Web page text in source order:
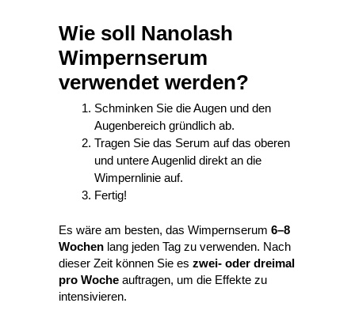
Wie soll Nanolash
Wimpernserum
verwendet werden?
Schminken Sie die Augen und den
Augenbereich gründlich ab.
Tragen Sie das Serum auf das oberen
und untere Augenlid direkt an die
Wimpernlinie auf.
Fertig!
Es wäre am besten, das Wimpernserum 6–8
Wochen lang jeden Tag zu verwenden. Nach
dieser Zeit können Sie es zwei- oder dreimal
pro Woche auftragen, um die Effekte zu
intensivieren.